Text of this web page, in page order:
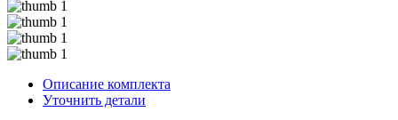
Описание комплекта
Уточнить детали